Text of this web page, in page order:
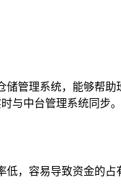
管理系统，能够帮
与中台管理系统同步。
容易导致资金的占